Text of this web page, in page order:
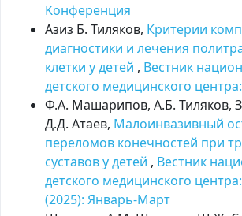
Kонференция
Азиз Б. Тиляков, Критерии
диагностики и лечения
клетки у детей , Вестник
детского медицинского
Ф.A. Машарипов, А.Б. Тиляков,
Д.Д. Атаев, Малоинвазивный
переломов конечностей при
суставов у детей , Вестник
детского медицинского
(2025): Январь-Март